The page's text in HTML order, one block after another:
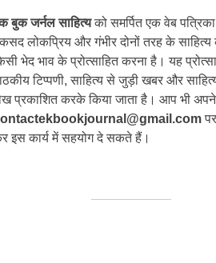
बुक जर्नल साहित्यको समर्पित एक वेब
लोकप्रिय और गंभीर दोनों तरह के साहित्य
भेद भाव के प्रोत्साहित करना है। यह
टिप्पणी, साहित्य से जुड़ी खबर और
प्रकाशित करके किया जाता है। आप भी
इस कार्य में सहयोग दे सकते हैं।